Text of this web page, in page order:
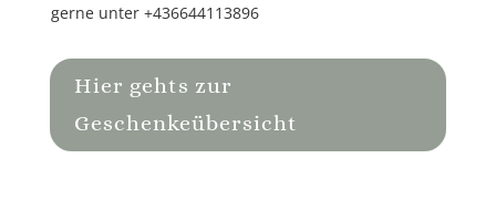
gerne unter +436644113896
Hier gehts zur
Geschenkeübersicht